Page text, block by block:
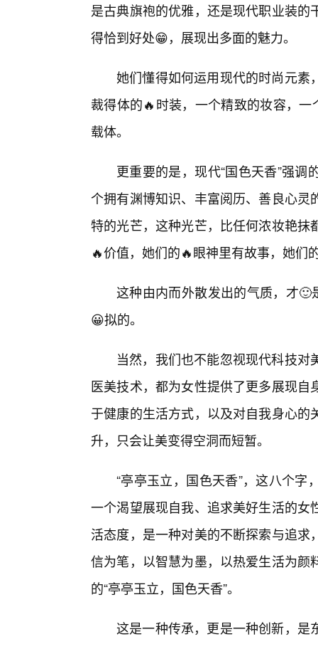
是古典旗袍的优雅，还是现代职业装
得恰到好处😁，展现出多面的魅力。
她们懂得如何运用现代的时尚元素
裁得体的🔥时装，一个精致的妆容，
载体。
更重要的是，现代“国色天香”强
个拥有渊博知识、丰富阅历、善良心
特的光芒，这种光芒，比任何浓妆艳
🔥价值，她们的🔥眼神里有故事，她们
这种由内而外散发出的气质，才🙂
😀拟的。
当然，我们也不能忽视现代科技
医美技术，都为女性提供了更多展现
于健康的生活方式，以及对自我身心
升，只会让美变得空洞而短暂。
“亭亭玉立，国色天香”，这八个
一个渴望展现自我、追求美好生活的
活态度，是一种对美的不断探索与追
信为笔，以智慧为墨，以热爱生活为
的“亭亭玉立，国色天香”。
这是一种传承，更是一种创新，是